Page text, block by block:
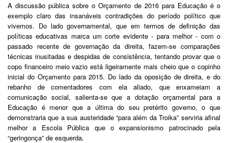
A discussão pública sobre o Orçamento de 2016 para Educação é o
exemplo claro das insanáveis contradições do período político que
vivemos. Do lado governamental, que em termos de definição das
políticas educativas marca um corte evidente - para melhor - com o
passado recente de governação da direita, fazem-se comparações
técnicas inusitadas e despidas de consistência, tentando provar que o
copo financeiro meio vazio está ligeiramente mais cheio que o copinho
inicial do Orçamento para 2015. Do lado da oposição de direita, e do
rebanho de comentadores com ela aliado, que enxameiam a
comunicação social, salienta-se que a dotação orçamental para a
Educação é menor que a última do seu pretérito governo, o que
demonstraria que a sua austeridade “para além da Troika” serviria afinal
melhor a Escola Pública que o expansionismo patrocinado pela
“geringonça” de esquerda.